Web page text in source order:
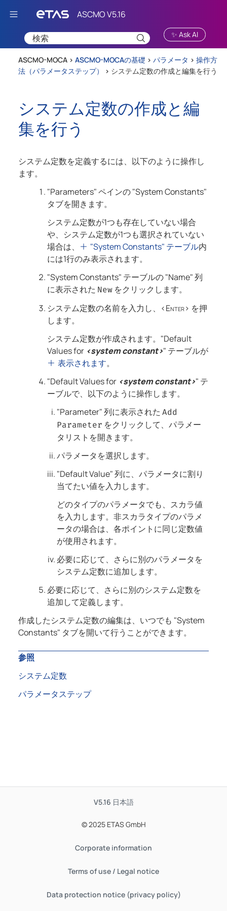
Skip To Main Content
✨ Ask AI
ASCMO-MOCA > ASCMO-MOCAの基礎 > パラメータ > 操作方
法（パラメータステップ）
> システム定数の作成と編集を行う
システム定数の作成と編
集を行う
システム定数を定義するには、以下のように操作し
ます。
"Parameters" ペインの "System Constants"
タブを開きます。
システム定数が1つも存在していない場合
や、システム定数が1つも選択されていない
場合は、
"System Constants" テーブル内
には1行のみ表示されます。
"System Constants" テーブルの "Name" 列
に表示された Newをクリックします。
システム定数の名前を入力し、
<Enter> を押
します。
システム定数が作成されます。"Default
Values for <system constant>" テーブルが
表示されます。
"Default Values for <system constant>" テ
ーブルで、以下のように操作します。
"Parameter" 列に表示された Add
Parameter をクリックして、パラメー
タリストを開きます。
パラメータを選択します。
"Default Value" 列に、パラメータに割り
当てたい値を入力します。
どのタイプのパラメータでも、スカラ値
を入力します。非スカラタイプのパラメ
ータの場合は、各ポイントに同じ定数値
が使用されます。
必要に応じて、さらに別のパラメータを
システム定数に追加します。
必要に応じて、さらに別のシステム定数を
追加して定義します。
作成したシステム定数の編集は、いつでも "System
Constants" タブを開いて行うことができます。
参照
システム定数
パラメータステップ
V5.16 日本語
© 2025 ETAS GmbH
Corporate information
Terms of use / Legal notice
Data protection notice (privacy policy)